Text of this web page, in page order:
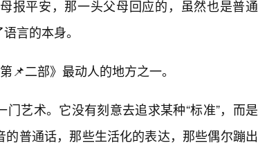
报平安，那一头父母回应的，虽然也是普通
言的本身。
📌二部》最动人的地方之一。
艺术。它没有刻意去追求某种“标准”，而是
普通话，那些生活化的表达，那些偶尔蹦出